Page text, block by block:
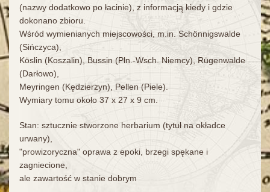
(nazwy dodatkowo po łacinie), z informacją kiedy i gdzie
dokonano zbioru.
Wśród wymienianych miejscowości, m.in. Schönnigswalde
(Sińczyca),
Köslin (Koszalin), Bussin (Płn.-Wsch. Niemcy), Rügenwalde
(Darłowo),
Meyringen (Kędzierzyn), Pellen (Piele).
Wymiary tomu około 37 x 27 x 9 cm.
Stan: sztucznie stworzone herbarium (tytuł na okładce
urwany),
"prowizoryczna" oprawa z epoki, brzegi spękane i
zagniecione,
ale zawartość w stanie dobrym